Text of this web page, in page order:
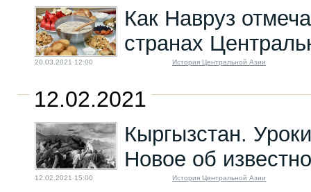
Как Навруз
странах
20.03.2021 12:00 История Центральной Азии
12.02.2021
Кыргызстан.
Новое об
12.02.2021 15:00 История Центральной Азии